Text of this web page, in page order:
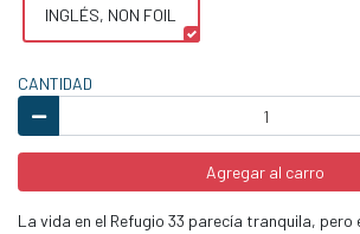
INGLÉS, NON FOIL
CANTIDAD
Agregar al carro
La vida en el Refugio 33 parecía tranquila, pero